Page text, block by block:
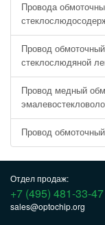
Провода
Провод
стеклослюдяной
Провод медный
Провод
Отдел продаж:
+7 (495) 481-33-47
sales@optochip.org